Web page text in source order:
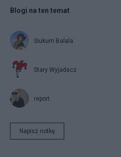
Blogi na ten temat
Siukum Balala
Stary Wyjadacz
report
Napisz notkę